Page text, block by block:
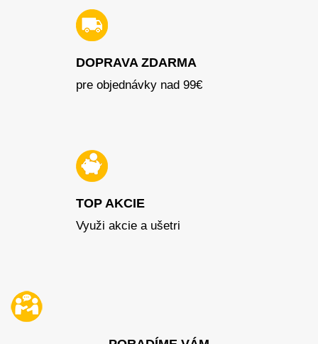
DOPRAVA ZDARMA
pre objednávky nad 99€
TOP AKCIE
Využi akcie a ušetri